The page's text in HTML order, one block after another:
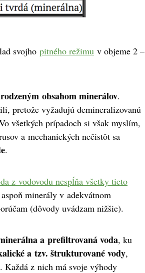
svojho pitného režimu v objeme 2 –
obsahom minerálov.
pretože vyžadujú demineralizovanú
všetkých prípadoch si však myslím,
a mechanických nečistôt sa
.
z vodovodu nespĺňa všetky tieto
minerály v adekvátnom
(dôvody uvádzam nižšie).
a prefiltrovaná voda, ku
a tzv. štrukturované vody,
Každá z nich má svoje výhody